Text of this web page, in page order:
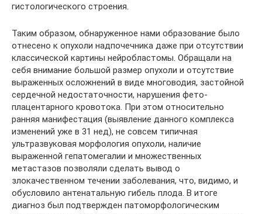
гистологического строения.
Таким образом, обнаруженное нами образование было
отнесено к опухоли надпочечника даже при отсутствии
классической картины нейробластомы. Обращали на
себя внимание большой размер опухоли и отсутствие
выраженных осложнений в виде многоводия, застойной
сердечной недостаточности, нарушения фето-
плацентарного кровотока. При этом относительно
ранняя манифестация (выявление данного комплекса
изменений уже в 31 нед), не совсем типичная
ультразвуковая морфология опухоли, наличие
выраженной гепатомегалии и множественных
метастазов позволяли сделать вывод о
злокачественном течении заболевания, что, видимо, и
обусловило антенатальную гибель плода. В итоге
диагноз был подтвержден патоморфологическим